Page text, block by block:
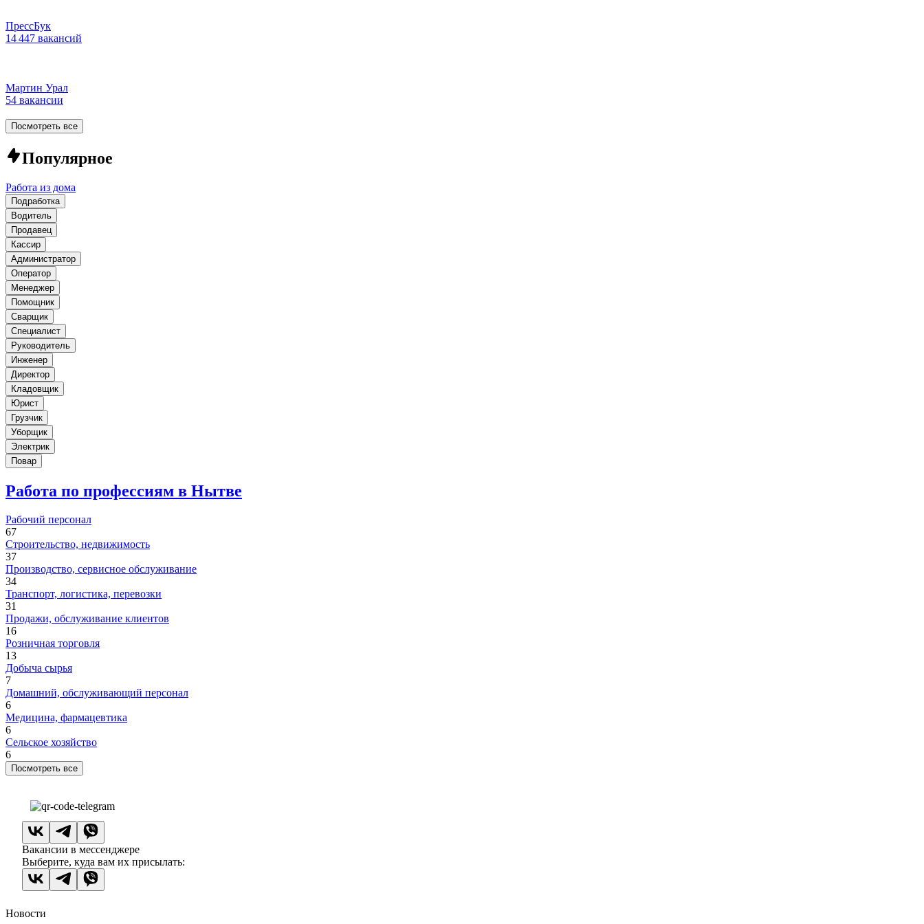
ПрессБук
14 447 вакансий
Мартин Урал
54 вакансии
Посмотреть все
Популярное
Работа из дома
Подработка
Водитель
Продавец
Кассир
Администратор
Оператор
Менеджер
Помощник
Сварщик
Специалист
Руководитель
Инженер
Директор
Кладовщик
Юрист
Грузчик
Уборщик
Электрик
Повар
Работа по профессиям в Нытве
Рабочий персонал
67
Строительство, недвижимость
37
Производство, сервисное обслуживание
34
Транспорт, логистика, перевозки
31
Продажи, обслуживание клиентов
16
Розничная торговля
13
Добыча сырья
7
Домашний, обслуживающий персонал
6
Медицина, фармацевтика
6
Сельское хозяйство
6
Посмотреть все
Вакансии в мессенджере
Выберите, куда вам их присылать:
Новости